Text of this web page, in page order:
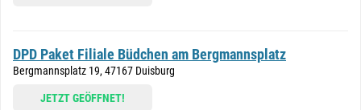
DPD Paket Filiale Büdchen am Bergmannsplatz
Bergmannsplatz 19, 47167 Duisburg
JETZT GEÖFFNET!